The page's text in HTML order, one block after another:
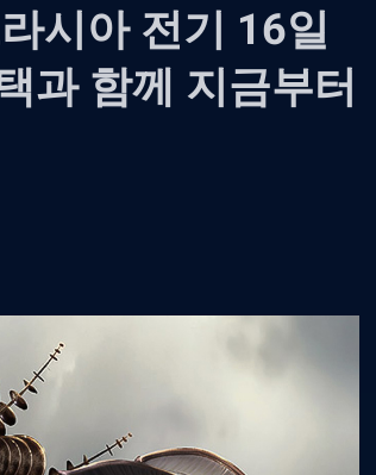
시아 전기 16일
과 함께 지금부터